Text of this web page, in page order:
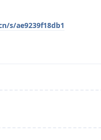
s/ae9239f18db1